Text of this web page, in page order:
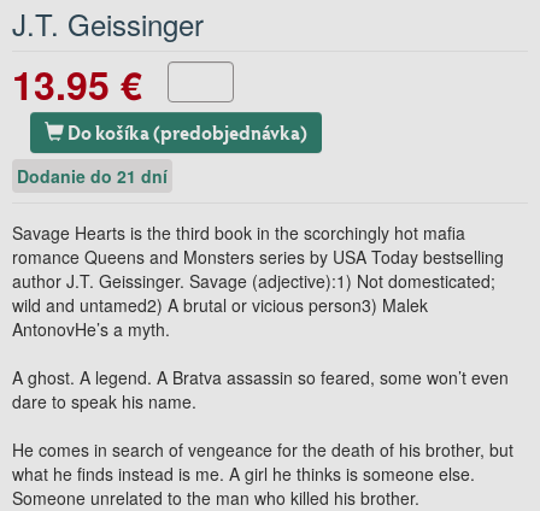
J.T. Geissinger
13.95 €
Do košíka (predobjednávka)
Dodanie do 21 dní
Savage Hearts is the third book in the scorchingly hot mafia
romance Queens and Monsters series by USA Today bestselling
author J.T. Geissinger. Savage (adjective):1) Not domesticated;
wild and untamed2) A brutal or vicious person3) Malek
AntonovHe’s a myth.
A ghost. A legend. A Bratva assassin so feared, some won’t even
dare to speak his name.
He comes in search of vengeance for the death of his brother, but
what he finds instead is me. A girl he thinks is someone else.
Someone unrelated to the man who killed his brother.